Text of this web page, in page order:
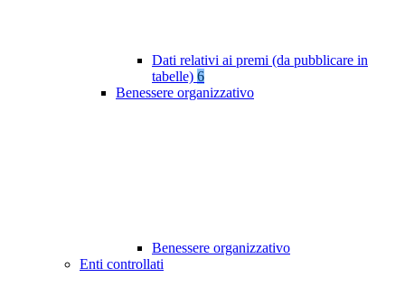
Dati relativi ai premi (da pubblicare in
tabelle) 6
Benessere organizzativo
Benessere organizzativo
Enti controllati